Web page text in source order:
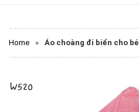
Home » Áo choàng đi biển cho bé